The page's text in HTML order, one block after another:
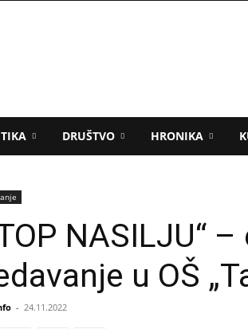
DRUŠTVO HRONIKA
NASILJU“
u OŠ
- 24.11.2022